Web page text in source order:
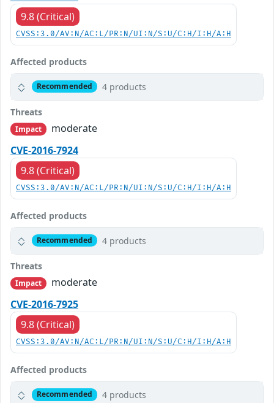
9.8 (Critical)
CVSS:3.0/AV:N/AC:L/PR:N/UI:N/S:U/C:H/I:H/A:H
Affected products
Recommended 4 products
Threats
Impact
moderate
CVE-2016-7924
9.8 (Critical)
CVSS:3.0/AV:N/AC:L/PR:N/UI:N/S:U/C:H/I:H/A:H
Affected products
Recommended 4 products
Threats
Impact
moderate
CVE-2016-7925
9.8 (Critical)
CVSS:3.0/AV:N/AC:L/PR:N/UI:N/S:U/C:H/I:H/A:H
Affected products
Recommended 4 products